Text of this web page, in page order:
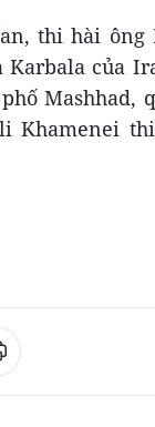
thi hài
của
Mashhad,
Khamenei